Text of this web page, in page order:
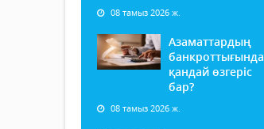
08 тамыз 2026 ж.
Азаматтардың
банкроттығында
қандай өзгеріс
бар?
08 тамыз 2026 ж.